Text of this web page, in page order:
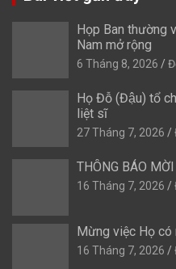
Họp Ban thường
Nam mở rộng
6 Tháng 8, 2026
Họ Đỗ (Đậu) tổ
liệt sĩ
27 Tháng 7, 2026
THÔNG BÁO
16 Tháng 7, 2026
Mừng việc Họ có
16 Tháng 7, 2026